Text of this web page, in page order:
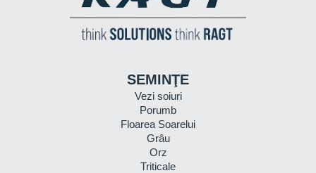
SEMINŢE
Vezi soiuri
Porumb
Floarea Soarelui
Grâu
Orz
Triticale